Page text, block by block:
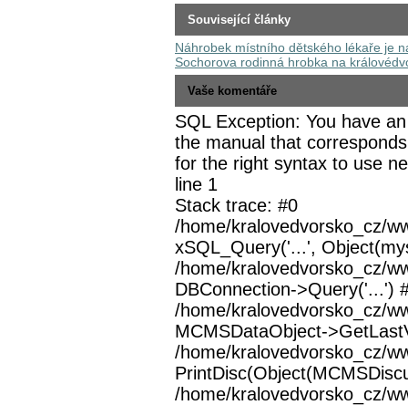
Související články
Náhrobek místního dětského lékaře je
Sochorova rodinná hrobka na
Vaše komentáře
SQL Exception: You have
the manual that
for the right syntax to use
line 1
Stack trace: #0
/home/kralovedvorsko_cz/
xSQL_Query('...',
/home/kralovedvorsko_cz/
DBConnection->Query('...')
/home/kralovedvorsko_cz/
MCMSDataObject-
/home/kralovedvorsko_cz/
/home/kralovedvorsko_cz/